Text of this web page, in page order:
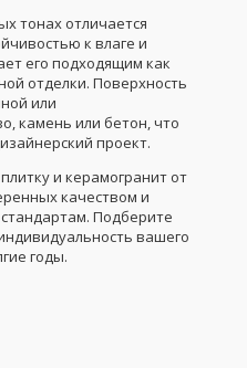
тонах отличается
к влаге и
его подходящим как
отделки. Поверхность
или
камень или бетон, что
проект.
и керамогранит от
качеством и
Подберите
вашего
годы.